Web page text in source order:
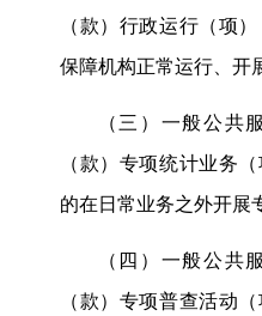
（款）行政运行（项
保障机构正常运行、开
（三）一般公共
（款）专项统计业务
的在日常业务之外开展
（四）一般公共
（款）专项普查活动